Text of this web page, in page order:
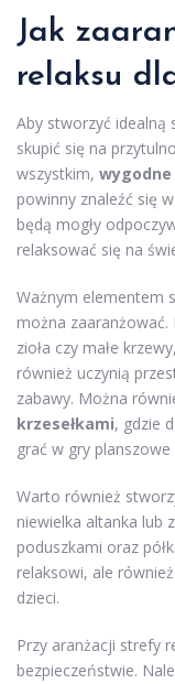
Jak
relaksu
Aby stworzyć idealną
skupić się na
wszystkim,
powinny znaleźć się
będą mogły
relaksować się na
Ważnym elementem
można
zioła czy małe
również uczynią
zabawy. Można
krzesełkami, gdzie
grać w gry
Warto również
niewielka altanka lub
poduszkami oraz
relaksowi, ale
dzieci.
Przy aranżacji strefy
bezpieczeństwie.